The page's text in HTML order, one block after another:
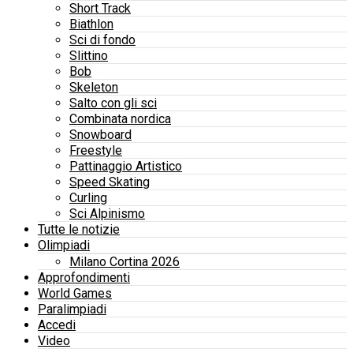
Short Track
Biathlon
Sci di fondo
Slittino
Bob
Skeleton
Salto con gli sci
Combinata nordica
Snowboard
Freestyle
Pattinaggio Artistico
Speed Skating
Curling
Sci Alpinismo
Tutte le notizie
Olimpiadi
Milano Cortina 2026
Approfondimenti
World Games
Paralimpiadi
Accedi
Video